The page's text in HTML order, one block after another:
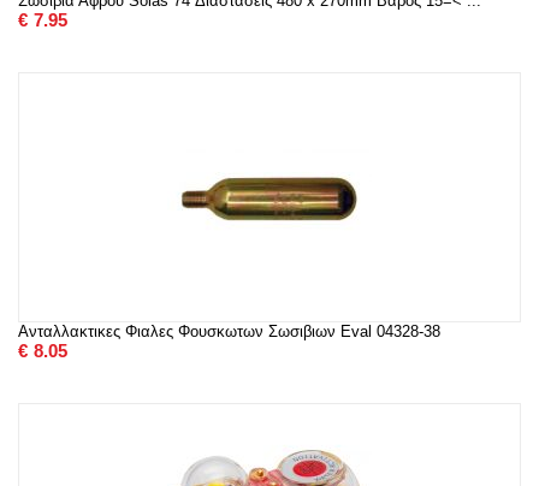
€ 7.95
Ανταλλακτικες Φιαλες Φουσκωτων Σωσιβιων Eval 04328-38
€ 8.05